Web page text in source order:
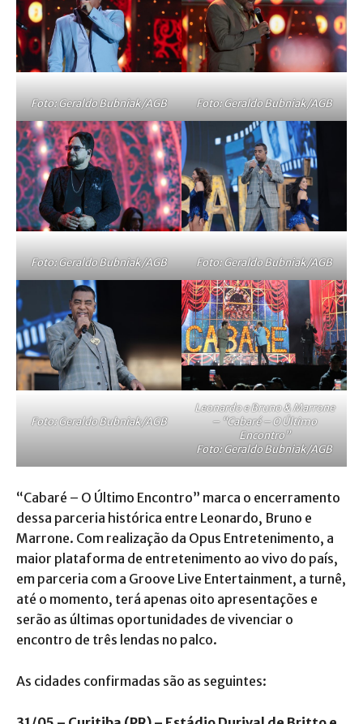
Foto: Geraldo Bubniak/AGB Foto: Geraldo Bubniak/AGB
Foto: Geraldo Bubniak/AGB Foto: Geraldo Bubniak/AGB
Foto: Geraldo Bubniak/AGB
Leonardo e Bruno & Marrone
– “Cabaré – O Último
Encontro”
Foto: Geraldo Bubniak/AGB
“Cabaré – O Último Encontro” marca o encerramento
dessa parceria histórica entre Leonardo, Bruno e
Marrone. Com realização da Opus Entretenimento, a
maior plataforma de entretenimento ao vivo do país,
em parceria com a Groove Live Entertainment, a turnê,
até o momento, terá apenas oito apresentações e
serão as últimas oportunidades de vivenciar o
encontro de três lendas no palco.
As cidades confirmadas são as seguintes: